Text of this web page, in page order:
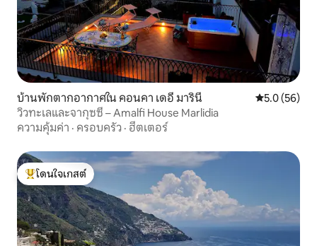
บ้านพักตากอากาศใน คอนคา เดอี มารินี คะแนนเฉลี่ย
5.0 (56)
วิวทะเลและจากุซซี่ – Amalfi House Marlidia
ความคุ้มค่า · ครอบครัว · ฮีตเตอร์
โดนใจเกสต์ที่สุด
โดนใจเกสต์